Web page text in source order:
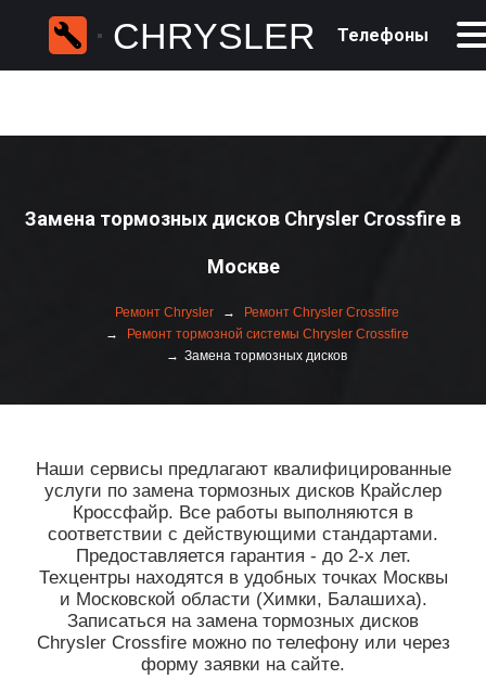
CHRYSLER Телефоны
Замена тормозных дисков Chrysler Crossfire в
Москве
Ремонт Chrysler
Ремонт Chrysler Crossfire
Ремонт тормозной системы Chrysler Crossfire
Замена тормозных дисков
Наши сервисы предлагают квалифицированные
услуги по замена тормозных дисков Крайслер
Кроссфайр. Все работы выполняются в
соответствии с действующими стандартами.
Предоставляется гарантия - до 2-х лет.
Техцентры находятся в удобных точках Москвы
и Московской области (Химки, Балашиха).
Записаться на замена тормозных дисков
Chrysler Crossfire можно по телефону или через
форму заявки на сайте.